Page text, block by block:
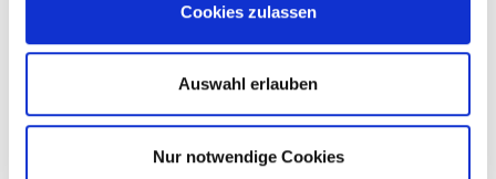
Cookies zulassen
Auswahl erlauben
Nur notwendige Cookies